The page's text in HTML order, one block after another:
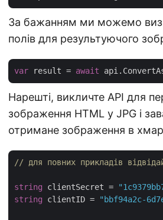
За бажанням ми можемо
полів для результуючого
var result = await
Нарешті, викличте API для
зображення HTML у JPG і
отримане зображення в
// для повних прикладів
string clientSecret =
string clientID = "bbf94a2c-